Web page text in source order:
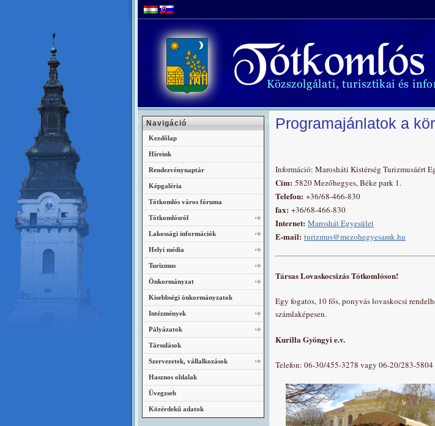
Programajánlatok a
Információ: Marosháti Kistérség Turizmusáért
Cím: 5820 Mezőhegyes, Béke park 1.
Telefon: +36/68-466-830
fax: +36/68-466-830
Internet: Maroshát Egyesület
E-mail: turizmus@mezohegyesamk.hu
Társas Lovaskocsizás Tótkomlóson!
Egy fogatos, 10 fős, ponyvás lovaskocsi
számlaképesen.
Kurilla Gyöngyi e.v.
Telefon: 06-30/455-3278 vagy 06-20/283-5804
Navigáció
Kezdőlap
Híreink
Rendezvénynaptár
Képgaléria
Tótkomlós város fóruma
Tótkomlósról
Lakossági információk
Helyi média
Turizmus
Önkormányzat
Kisebbségi önkormányzatok
Intézmények
Pályázatok
Társulások
Szervezetek, vállalkozások
Hasznos oldalak
Üvegzseb
Közérdekű adatok